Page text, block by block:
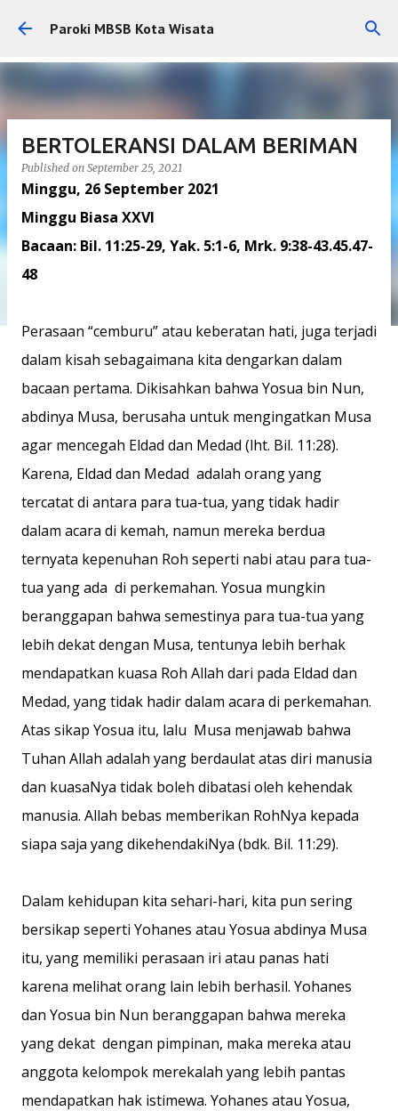
Skip to main content
Paroki MBSB Kota Wisata
BERTOLERANSI DALAM BERIMAN
Published on September 25, 2021
Minggu, 26 September 2021
Minggu Biasa XXVI
Bacaan: Bil. 11:25-29, Yak. 5:1-6, Mrk. 9:38-43.45.47-
48
Perasaan “cemburu” atau keberatan hati, juga terjadi
dalam kisah sebagaimana kita dengarkan dalam
bacaan pertama. Dikisahkan bahwa Yosua bin Nun,
abdinya Musa, berusaha untuk mengingatkan Musa
agar mencegah Eldad dan Medad (lht. Bil. 11:28).
Karena, Eldad dan Medad adalah orang yang
tercatat di antara para tua-tua, yang tidak hadir
dalam acara di kemah, namun mereka berdua
ternyata kepenuhan Roh seperti nabi atau para tua-
tua yang ada di perkemahan. Yosua mungkin
beranggapan bahwa semestinya para tua-tua yang
lebih dekat dengan Musa, tentunya lebih berhak
mendapatkan kuasa Roh Allah dari pada Eldad dan
Medad, yang tidak hadir dalam acara di perkemahan.
Atas sikap Yosua itu, lalu Musa menjawab bahwa
Tuhan Allah adalah yang berdaulat atas diri manusia
dan kuasaNya tidak boleh dibatasi oleh kehendak
manusia. Allah bebas memberikan RohNya kepada
siapa saja yang dikehendakiNya (bdk. Bil. 11:29).
Dalam kehidupan kita sehari-hari, kita pun sering
bersikap seperti Yohanes atau Yosua abdinya Musa
itu, yang memiliki perasaan iri atau panas hati
karena melihat orang lain lebih berhasil. Yohanes
dan Yosua bin Nun beranggapan bahwa mereka
yang dekat dengan pimpinan, maka mereka atau
anggota kelompok merekalah yang lebih pantas
mendapatkan hak istimewa. Yohanes atau Yosua,